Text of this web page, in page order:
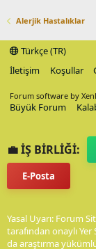
Alerjik Hastalıklar
Türkçe (TR)
İletişim
Koşullar
Forum software by
Büyük Forum
💼 İŞ BİRLİĞİ:
E-Posta
Yasal Uyarı: Forum
tarafından onaylı
da araştırma